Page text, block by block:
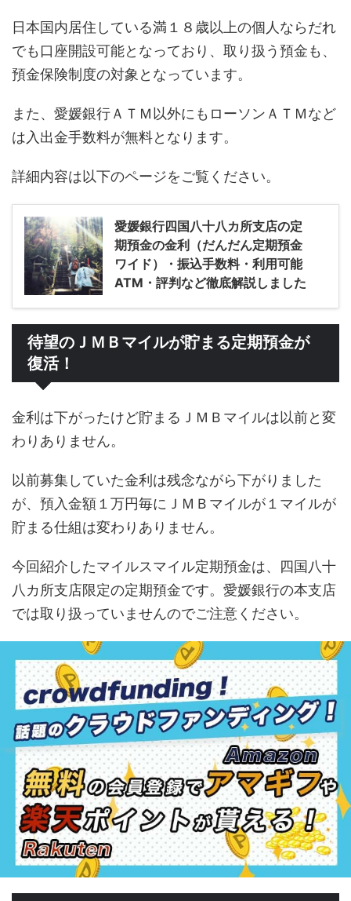
日本国内居住している満１８歳以上の個人ならだれ
でも口座開設可能となっており、取り扱う預金も、
預金保険制度の対象となっています。
また、愛媛銀行ＡＴＭ以外にもローソンＡＴＭなど
は入出金手数料が無料となります。
詳細内容は以下のページをご覧ください。
愛媛銀行四国八十八カ所支店の定
期預金の金利（だんだん定期預金
ワイド）・振込手数料・利用可能
ATM・評判など徹底解説しました
待望のＪＭＢマイルが貯まる定期預金が
復活！
金利は下がったけど貯まるＪＭＢマイルは以前と変
わりありません。
以前募集していた金利は残念ながら下がりました
が、預入金額１万円毎にＪＭＢマイルが１マイルが
貯まる仕組は変わりありません。
今回紹介したマイルスマイル定期預金は、四国八十
八カ所支店限定の定期預金です。愛媛銀行の本支店
では取り扱っていませんのでご注意ください。